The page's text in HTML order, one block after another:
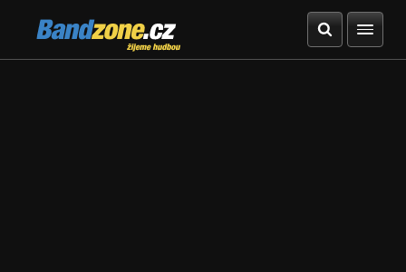
Bandzone.cz
žijeme hudbou